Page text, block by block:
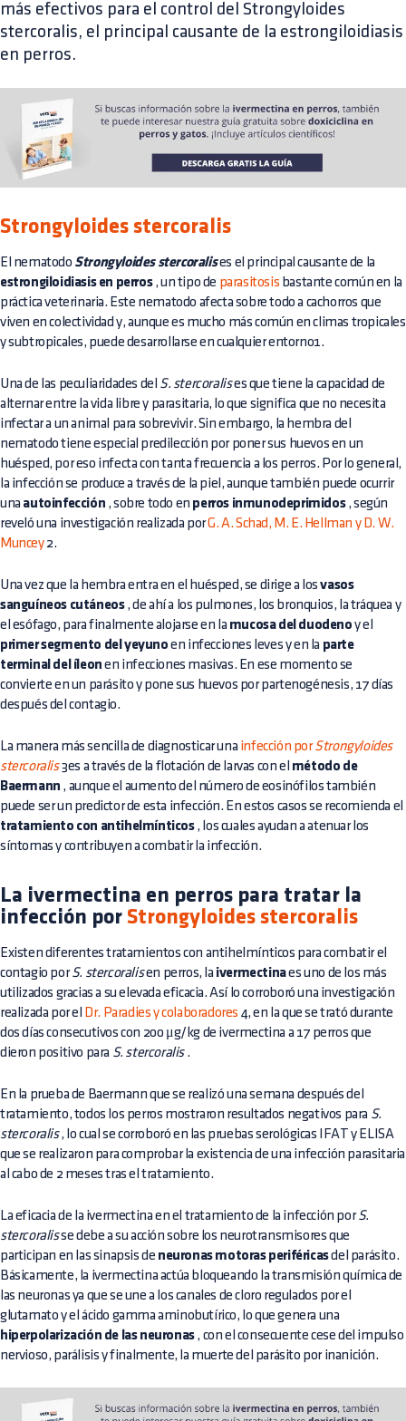
más efectivos para el control del Strongyloides
stercoralis, el principal causante de la estrongiloidiasis
en perros.
Strongyloides stercoralis
El nematodo Strongyloides stercoralises el principal causante de la
estrongiloidiasis en perros, un tipo de parasitosis bastante común en la
práctica veterinaria. Este nematodo afecta sobre todo a cachorros que
viven en colectividad y, aunque es mucho más común en climas tropicales
y subtropicales, puede desarrollarse en cualquier entorno1.
Una de las peculiaridades del S. stercoralises que tiene la capacidad de
alternar entre la vida libre y parasitaria, lo que significa que no necesita
infectar a un animal para sobrevivir. Sin embargo, la hembra del
nematodo tiene especial predilección por poner sus huevos en un
huésped, por eso infecta con tanta frecuencia a los perros. Por lo general,
la infección se produce a través de la piel, aunque también puede ocurrir
una autoinfección , sobre todo en perros inmunodeprimidos, según
reveló una investigación realizada porG. A. Schad, M. E. Hellman y D. W.
Muncey2.
Una vez que la hembra entra en el huésped, se dirige a losvasos
sanguíneos cutáneos, de ahí a los pulmones, los bronquios, la tráquea y
el esófago, para finalmente alojarse en la mucosa del duodeno y el
primer segmento del yeyuno en infecciones leves y en la parte
terminal del íleon en infecciones masivas. En ese momento se
convierte en un parásito y pone sus huevos por partenogénesis, 17 días
después del contagio.
La manera más sencilla de diagnosticar una infección porStrongyloides
stercoralis3es a través de la flotación de larvas con el método de
Baermann , aunque el aumento del número de eosinófilos también
puede ser un predictor de esta infección. En estos casos se recomienda el
tratamiento con antihelmínticos, los cuales ayudan a atenuar los
síntomas y contribuyen a combatir la infección.
La ivermectina en perros para tratar la
infección por Strongyloides stercoralis
Existen diferentes tratamientos con antihelmínticos para combatir el
contagio porS. stercoralisen perros, la ivermectinaes uno de los más
utilizados gracias a su elevada eficacia. Así lo corroboró una investigación
realizada por el
Dr. Paradies y colaboradores 4, en la que se trató durante
dos días consecutivos con 200 μg/kg de ivermectina a 17 perros que
dieron positivo para S. stercoralis.
En la prueba de Baermann que se realizó una semana después del
tratamiento, todos los perros mostraron resultados negativos para S.
stercoralis, lo cual se corroboró en las pruebas serológicas IFAT y ELISA
que se realizaron para comprobar la existencia de una infección parasitaria
al cabo de 2 meses tras el tratamiento.
La eficacia de la ivermectina en el tratamiento de la infección porS.
stercoralisse debe a su acción sobre los neurotransmisores que
participan en las sinapsis de neuronas motoras periféricasdel parásito.
Básicamente, la ivermectina actúa bloqueando la transmisión química de
las neuronas ya que se une a los canales de cloro regulados por el
glutamato y el ácido gamma aminobutírico, lo que genera una
hiperpolarización de las neuronas, con el consecuente cese del impulso
nervioso, parálisis y finalmente, la muerte del parásito por inanición.